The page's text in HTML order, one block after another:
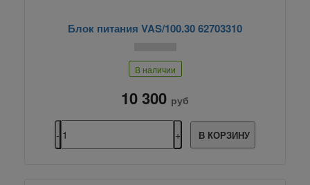
Блок питания VAS/100.30 62703310
В наличии
10 300 руб
В КОРЗИНУ